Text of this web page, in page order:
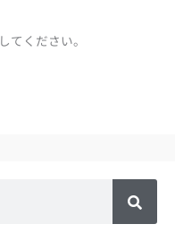
してください。